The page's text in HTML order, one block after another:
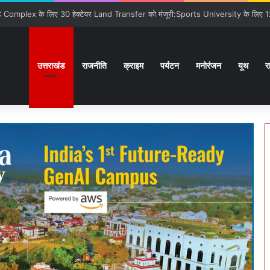
से कराया वाकिफ:32 देशों के Students पहली मुलाक़ात के बावजूद आपस में खुल के
उत्तराखंड राजनीति क्राइम पर्यटन मनोरंजन यूथ